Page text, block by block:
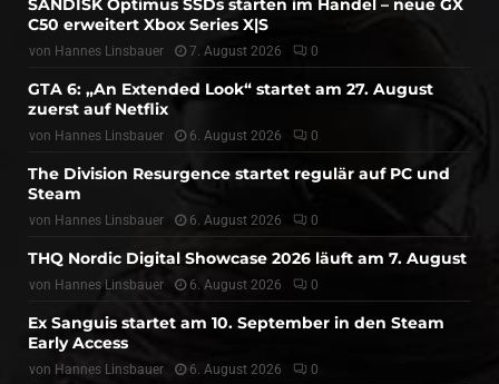
SANDISK Optimus SSDs starten im Handel – neue GX
C50 erweitert Xbox Series X|S
von Hannes Linsbauer 7. August 2026 0
GTA 6: „An Extended Look“ startet am 27. August
zuerst auf Netflix
von Hannes Linsbauer 6. August 2026 0
The Division Resurgence startet regulär auf PC und
Steam
von Hannes Linsbauer 6. August 2026 0
THQ Nordic Digital Showcase 2026 läuft am 7. August
von Hannes Linsbauer 6. August 2026 0
Ex Sanguis startet am 10. September in den Steam
Early Access
von Hannes Linsbauer 6. August 2026 0